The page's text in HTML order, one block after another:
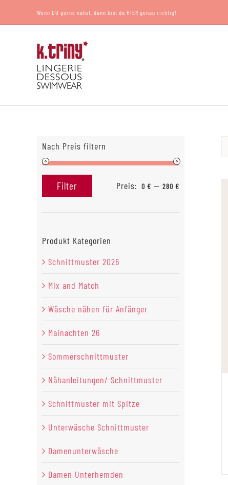
Wenn DU gerne nähst, dann bist du HIER genau richtig!
Nach Preis filtern
Filter Preis: 0 € — 280 €
Produkt Kategorien
Schnittmuster 2026
Mix and Match
Wäsche nähen für Anfänger
Mainachten 26
Sommerschnittmuster
Nähanleitungen/ Schnittmuster
Schnittmuster mit Spitze
Unterwäsche Schnittmuster
Damenunterwäsche
Damen Unterhemden